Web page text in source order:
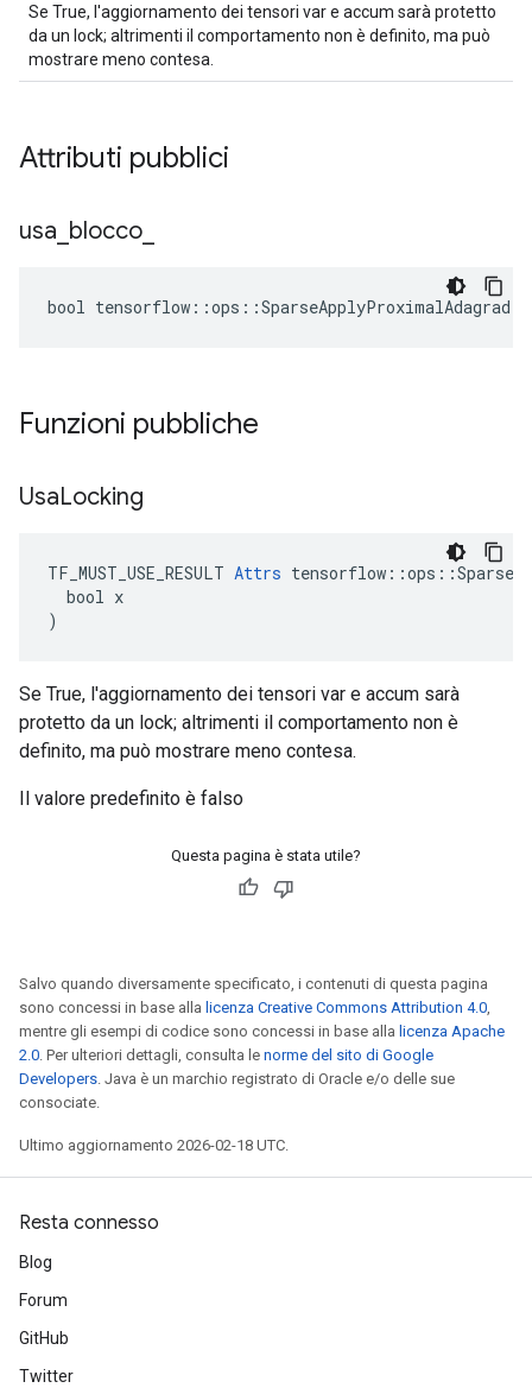
Se True, l'aggiornamento dei tensori var e accum sarà protetto
da un lock; altrimenti il ​​comportamento non è definito, ma può
mostrare meno contesa.
Attributi pubblici
usa blocco
bool
Funzioni pubbliche
UsaLocking
TF_MUST_USE_RESULT Attrs
  bool x
)
Se True, l'aggiornamento dei tensori var e accum sarà
protetto da un lock; altrimenti il ​​comportamento non è
definito, ma può mostrare meno contesa.
Il valore predefinito è falso
Questa pagina è stata utile?
Salvo quando diversamente specificato, i contenuti di questa pagina
sono concessi in base alla licenza Creative Commons Attribution 4.0,
mentre gli esempi di codice sono concessi in base alla licenza Apache
2.0. Per ulteriori dettagli, consulta le norme del sito di Google
Developers. Java è un marchio registrato di Oracle e/o delle sue
consociate.
Ultimo aggiornamento 2026-02-18 UTC.
Resta connesso
Blog
Forum
GitHub
Twitter